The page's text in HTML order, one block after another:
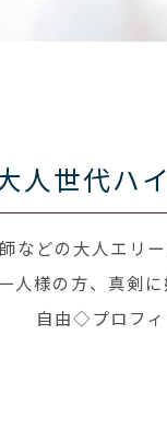
人世代ハ
などの大人エリ
様の方、真剣
自由◇プロフィ